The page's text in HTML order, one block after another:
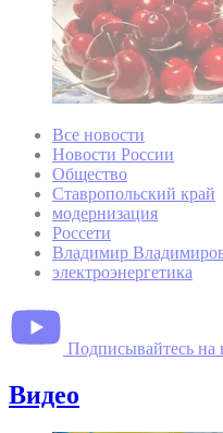
Все новости
Новости России
Общество
Ставропольский край
модернизация
Россети
Владимир
электроэнергетика
Подписывайтесь на
Видео